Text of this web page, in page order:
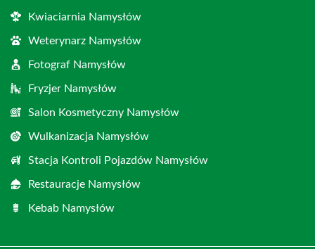
Kwiaciarnia Namysłów
Weterynarz Namysłów
Fotograf Namysłów
Fryzjer Namysłów
Salon Kosmetyczny Namysłów
Wulkanizacja Namysłów
Stacja Kontroli Pojazdów Namysłów
Restauracje Namysłów
Kebab Namysłów